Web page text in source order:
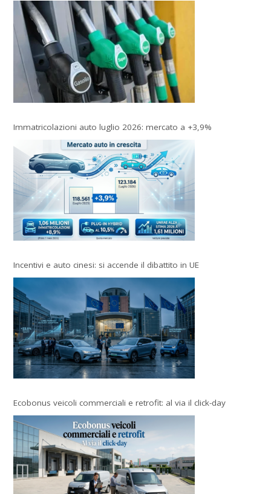
Immatricolazioni auto luglio 2026: mercato a +3,9%
Incentivi e auto cinesi: si accende il dibattito in UE
Ecobonus veicoli commerciali e retrofit: al via il click-day